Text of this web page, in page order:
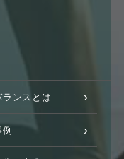
ランスとは
例